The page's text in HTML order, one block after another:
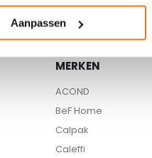
Aanpassen
MERKEN
ACOND
BeF Home
Calpak
Caleffi